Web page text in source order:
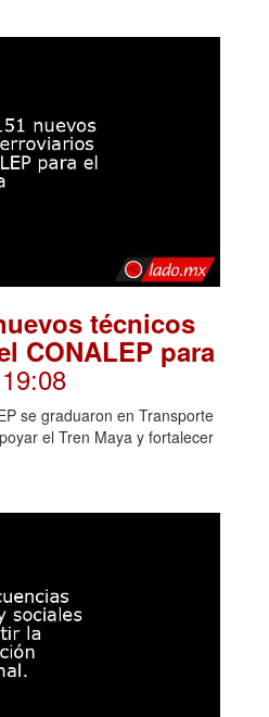
técnicos
CONALEP para
se graduaron en Transporte
el Tren Maya y fortalecer